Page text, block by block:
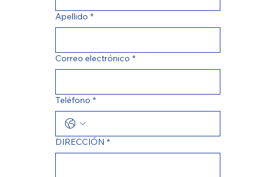
Apellido *
Correo electrónico *
Teléfono *
DIRECCIÓN *